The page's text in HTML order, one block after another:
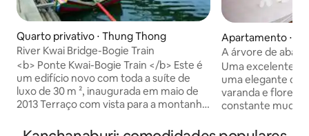
Quarto privativo ⋅ Thung Thong
River Kwai Bridge-Bogie Train
<b> Ponte Kwai-Bogie Train </b> Este é
um edifício novo com toda a suíte de
luxo de 30 m ², inaugurada em maio de
2013 Terraço com vista para a montanha
móveis de teca do iPad , bem
Apartamento ⋅
A árvore de
vista para a colina
Uma excelente
uma elegante
varanda e
constante
uma vista para o